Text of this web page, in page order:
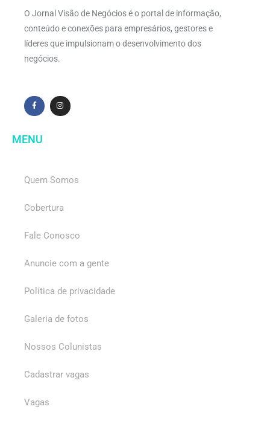
O Jornal Visão de Negócios é o portal de informação,
conteúdo e conexões para empresários, gestores e
líderes que impulsionam o desenvolvimento dos
negócios.
MENU
Quem Somos
Cobertura
Fale Conosco
Anuncie com a gente
Política de privacidade
Galeria de fotos
Nossos Colunistas
Cadastrar vagas
Vagas